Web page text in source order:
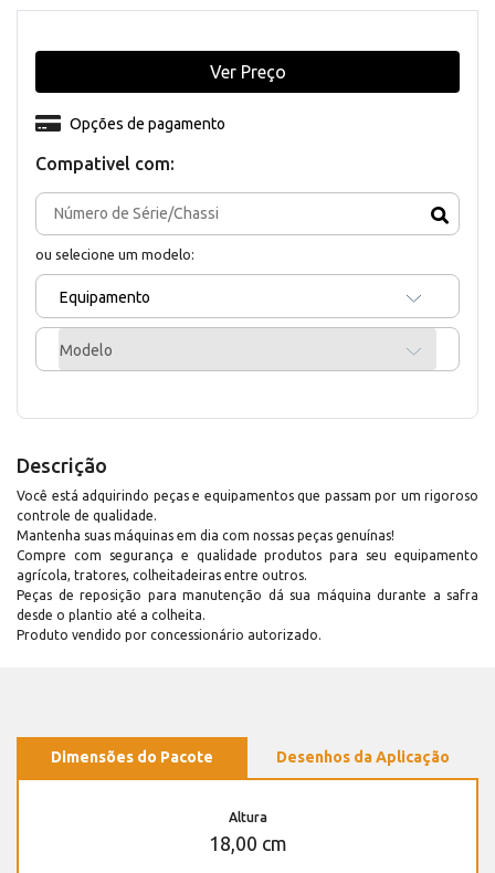
Compativel com:
ou selecione um modelo:
Equipamento
Modelo
Opções de pagamento
Ver Preço
Descrição
Você está adquirindo peças e equipamentos que passam por um rigoroso
controle de qualidade.
Mantenha suas máquinas em dia com nossas peças genuínas!
Compre com segurança e qualidade produtos para seu equipamento
agrícola, tratores, colheitadeiras entre outros.
Peças de reposição para manutenção dá sua máquina durante a safra
desde o plantio até a colheita.
Produto vendido por concessionário autorizado.
Dimensões do Pacote Desenhos da Aplicação
Altura
18,00 cm